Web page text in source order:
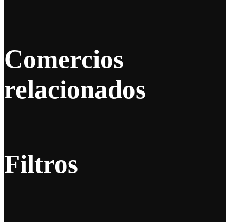
Comercios
relacionados
Filtros